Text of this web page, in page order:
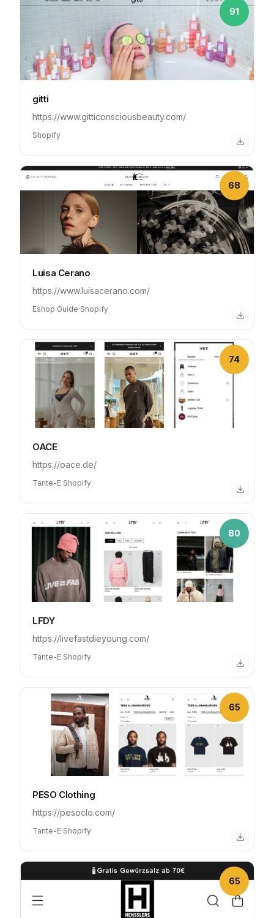
91
gitti
https://www.gitticonsciousbeauty.com/
Shopify
68
Luisa Cerano
https://www.luisacerano.com/
Eshop Guide·Shopify
74
OACE
https://oace.de/
Tante-E·Shopify
80
LFDY
https://livefastdieyoung.com/
Tante-E·Shopify
65
PESO Clothing
https://pesoclo.com/
Tante-E·Shopify
65